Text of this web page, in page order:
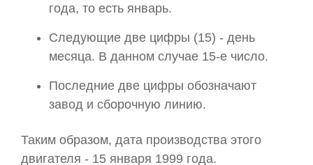
года, то есть январь.
Следующие две цифры (15) - день
месяца. В данном случае 15-е число.
Последние две цифры обозначают
завод и сборочную линию.
Таким образом, дата производства этого
двигателя - 15 января 1999 года.